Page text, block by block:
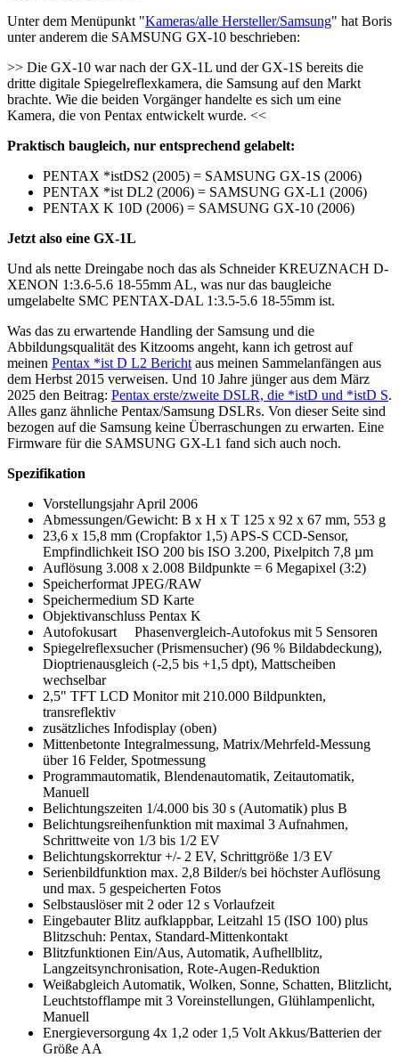
Unter dem Menüpunkt "Kameras/alle Hersteller/Samsung" hat Boris
unter anderem die SAMSUNG GX-10 beschrieben:
>> Die GX-10 war nach der GX-1L und der GX-1S bereits die
dritte digitale Spiegelreflexkamera, die Samsung auf den Markt
brachte. Wie die beiden Vorgänger handelte es sich um eine
Kamera, die von Pentax entwickelt wurde. <<
Praktisch baugleich, nur entsprechend gelabelt:
PENTAX *istDS2 (2005) = SAMSUNG GX-1S (2006)
PENTAX *ist DL2 (2006) = SAMSUNG GX-L1 (2006)
PENTAX K 10D (2006) = SAMSUNG GX-10 (2006)
Jetzt also eine GX-1L
Und als nette Dreingabe noch das als Schneider KREUZNACH D-
XENON 1:3.6-5.6 18-55mm AL, was nur das baugleiche
umgelabelte SMC PENTAX-DAL 1:3.5-5.6 18-55mm ist.
Was das zu erwartende Handling der Samsung und die
Abbildungsqualität des Kitzooms angeht, kann ich getrost auf
meinen Pentax *ist D L2 Bericht aus meinen Sammelanfängen aus
dem Herbst 2015 verweisen. Und 10 Jahre jünger aus dem März
2025 den Beitrag: Pentax erste/zweite DSLR, die *istD und *istD S.
Alles ganz ähnliche Pentax/Samsung DSLRs. Von dieser Seite sind
bezogen auf die Samsung keine Überraschungen zu erwarten. Eine
Firmware für die SAMSUNG GX-L1 fand sich auch noch.
Spezifikation
Vorstellungsjahr April 2006
Abmessungen/Gewicht: B x H x T 125 x 92 x 67 mm, 553 g
23,6 x 15,8 mm (Cropfaktor 1,5) APS-S CCD-Sensor,
Empfindlichkeit ISO 200 bis ISO 3.200, Pixelpitch 7,8 µm
Auflösung 3.008 x 2.008 Bildpunkte = 6 Megapixel (3:2)
Speicherformat JPEG/RAW
Speichermedium SD Karte
Objektivanschluss Pentax K
Autofokusart Phasenvergleich-Autofokus mit 5 Sensoren
Spiegelreflexsucher (Prismensucher) (96 % Bildabdeckung),
Dioptrienausgleich (-2,5 bis +1,5 dpt), Mattscheiben
wechselbar
2,5" TFT LCD Monitor mit 210.000 Bildpunkten,
transreflektiv
zusätzliches Infodisplay (oben)
Mittenbetonte Integralmessung, Matrix/Mehrfeld-Messung
über 16 Felder, Spotmessung
Programmautomatik, Blendenautomatik, Zeitautomatik,
Manuell
Belichtungszeiten 1/4.000 bis 30 s (Automatik) plus B
Belichtungsreihenfunktion mit maximal 3 Aufnahmen,
Schrittweite von 1/3 bis 1/2 EV
Belichtungskorrektur +/- 2 EV, Schrittgröße 1/3 EV
Serienbildfunktion max. 2,8 Bilder/s bei höchster Auflösung
und max. 5 gespeicherten Fotos
Selbstauslöser mit 2 oder 12 s Vorlaufzeit
Eingebauter Blitz aufklappbar, Leitzahl 15 (ISO 100) plus
Blitzschuh: Pentax, Standard-Mittenkontakt
Blitzfunktionen Ein/Aus, Automatik, Aufhellblitz,
Langzeitsynchronisation, Rote-Augen-Reduktion
Weißabgleich Automatik, Wolken, Sonne, Schatten, Blitzlicht,
Leuchtstofflampe mit 3 Voreinstellungen, Glühlampenlicht,
Manuell
Energieversorgung 4x 1,2 oder 1,5 Volt Akkus/Batterien der
Größe AA